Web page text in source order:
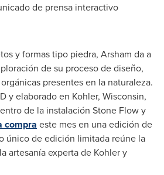
de prensa interactivo
y formas tipo piedra, Arsham da a
de su proceso de diseño,
presentes en la naturaleza.
y elaborado en Kohler, Wisconsin,
de la instalación Stone Flowy
compra este mes en una edición de
único de edición limitada reúne la
artesanía experta de Kohler y